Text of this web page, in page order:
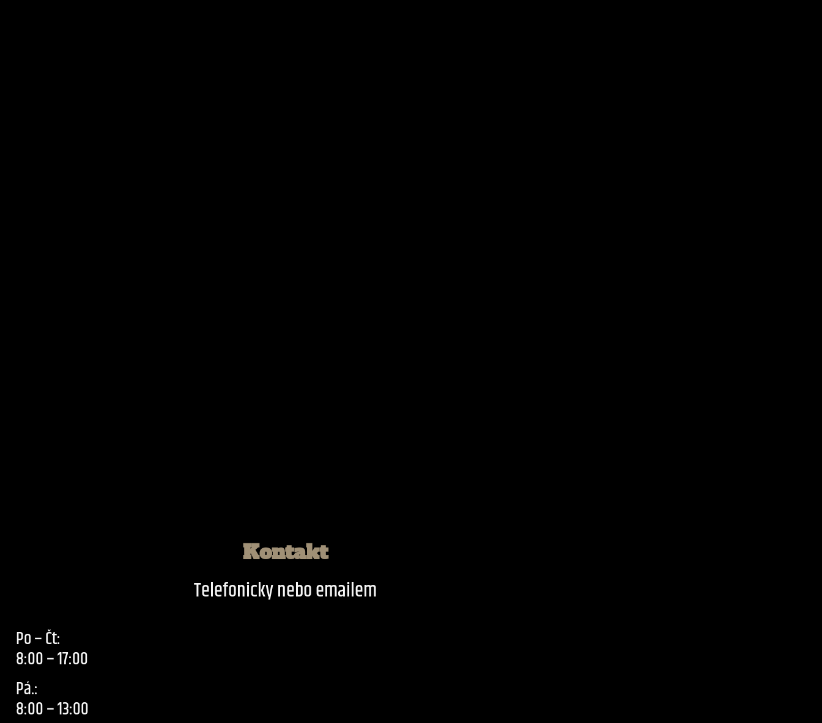
Kontakt
Telefonicky nebo emailem
Po – Čt:
8:00 – 17:00
Pá.:
8:00 – 13:00